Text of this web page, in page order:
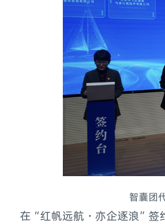
智囊团
在“红帆远航・亦企逐浪”签约